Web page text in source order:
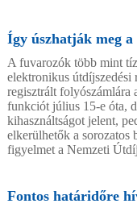
Így úszhatják meg
A fuvarozók több mint
elektronikus
regisztrált folyószámlára
funkciót július 15-e óta,
kihasználtságot jelent,
elkerülhetők a sorozatos
figyelmet a Nemzeti
Fontos határidőre